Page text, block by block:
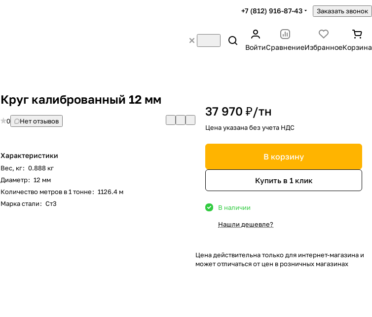
+7 (812) 916-87-43 Заказать звонок
ВойтиСравнениеИзбранноеКорзина
Круг калиброванный 12 мм
0 Нет отзывов
Характеристики
Вес, кг: 0.888 кг
Диаметр: 12 мм
Количество метров в 1 тонне: 1126.4 м
Марка стали: Ст3
37 970 ₽/тн
Цена указана без учета НДС
В корзину
Купить в 1 клик
В наличии
Нашли дешевле?
Цена действительна только для интернет-магазина и
может отличаться от цен в розничных магазинах